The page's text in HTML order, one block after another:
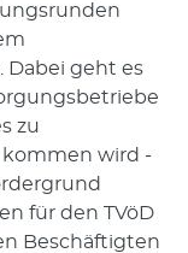
Dabei geht es
zu
wird -
für den TVöD
Beschäftigten